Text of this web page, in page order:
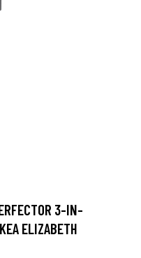
3-IN-
ELIZABETH